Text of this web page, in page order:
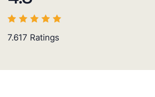
7.617 Ratings